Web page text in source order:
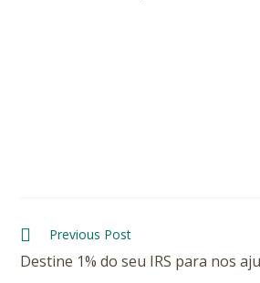
Previous Post
Destine 1% do seu IRS para nos